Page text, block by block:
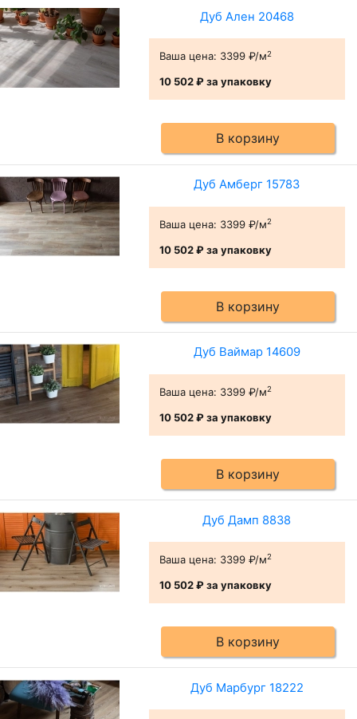
Дуб Ален 20468
Ваша цена: 3399 ₽/м2
10 502 ₽за упаковку
В корзину
Дуб Амберг 15783
Ваша цена: 3399 ₽/м2
10 502 ₽за упаковку
В корзину
Дуб Ваймар 14609
Ваша цена: 3399 ₽/м2
10 502 ₽за упаковку
В корзину
Дуб Дамп 8838
Ваша цена: 3399 ₽/м2
10 502 ₽за упаковку
В корзину
Дуб Марбург 18222